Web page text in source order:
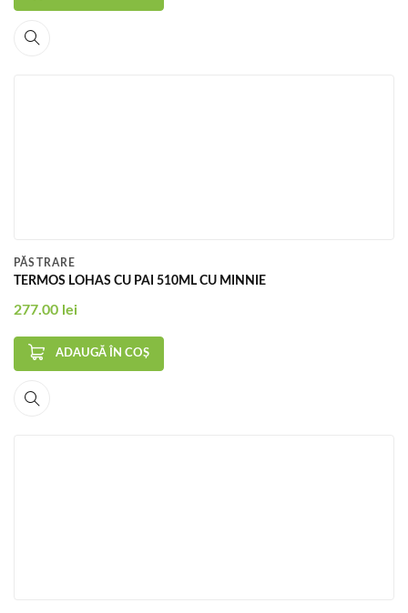
PĂSTRARE
TERMOS LOHAS CU PAI 510ML CU MINNIE
277.00 lei
ADAUGĂ ÎN COȘ